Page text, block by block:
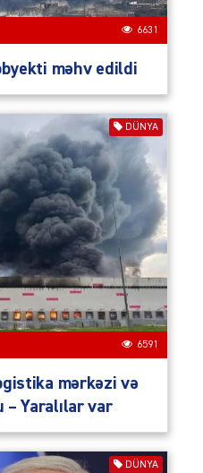
6631
məhv edildi
DÜNYA
6591
mərkəzi və
Yaralılar var
DÜNYA